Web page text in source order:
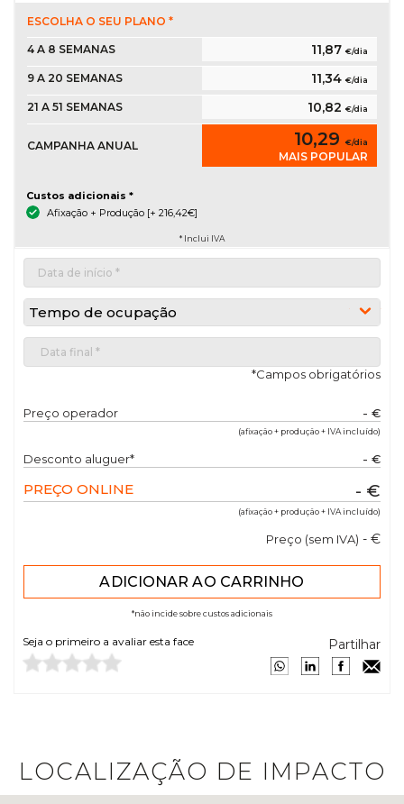
ESCOLHA O SEU PLANO *
4 A 8 SEMANAS 11,87 €/dia
9 A 20 SEMANAS 11,34 €/dia
21 A 51 SEMANAS 10,82 €/dia
CAMPANHA ANUAL 10,29 €/dia
MAIS POPULAR
Custos adicionais *
Afixação + Produção [+ 216,42€]
* Inclui IVA
Tempo de ocupação
*Campos obrigatórios
Preço operador - €
(afixação + produção + IVA incluído)
Desconto aluguer* - €
PREÇO ONLINE - €
(afixação + produção + IVA incluído)
Preço (sem IVA) - €
*não incide sobre custos adicionais
Seja o primeiro a avaliar esta face Partilhar
LOCALIZAÇÃO DE IMPACTO